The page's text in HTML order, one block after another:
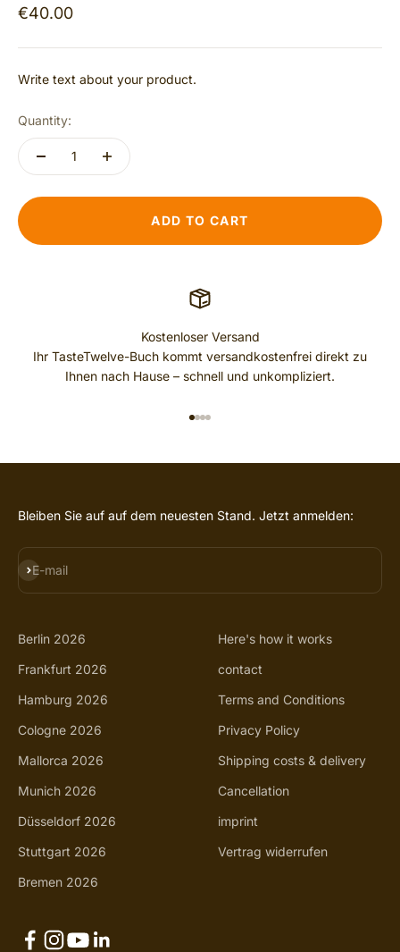
€40.00
Write text about your product.
Quantity:
ADD TO CART
Kostenloser Versand
Ihr TasteTwelve-Buch kommt versandkostenfrei direkt zu
Ihnen nach Hause – schnell und unkompliziert.
Bleiben Sie auf auf dem neuesten Stand. Jetzt anmelden:
E-mail
SUBSCRIBE
Berlin 2026
Frankfurt 2026
Hamburg 2026
Cologne 2026
Mallorca 2026
Munich 2026
Düsseldorf 2026
Stuttgart 2026
Bremen 2026
Here's how it works
contact
Terms and Conditions
Privacy Policy
Shipping costs & delivery
Cancellation
imprint
Vertrag widerrufen